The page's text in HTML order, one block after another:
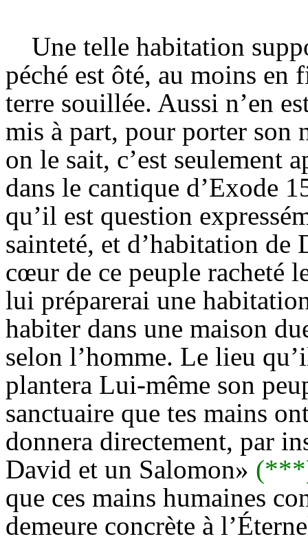
Une telle habitation
péché est ôté, au moins en
terre souillée. Aussi n’en
mis à part, pour porter son
on le sait, c’est seulement
dans le cantique d’Exode
qu’il est question
sainteté, et d’habitation de
cœur de ce peuple racheté
lui préparerai une
habiter dans une maison
selon l’homme. Le lieu
plantera Lui-même son
sanctuaire que tes mains
donnera directement, par
David et un Salomon»
que ces mains humaines
demeure concrète à